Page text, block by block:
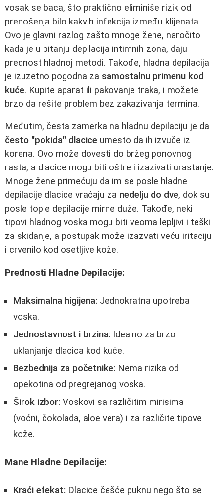
vosak se baca, što praktično eliminiše rizik od
prenošenja bilo kakvih infekcija između klijenata.
Ovo je glavni razlog zašto mnoge žene, naročito
kada je u pitanju depilacija intimnih zona, daju
prednost hladnoj metodi. Takođe, hladna depilacija
je izuzetno pogodna za samostalnu primenu kod
kuće. Kupite aparat ili pakovanje traka, i možete
brzo da rešite problem bez zakazivanja termina.
Međutim, česta zamerka na hladnu depilaciju je da
često "pokida" dlacice umesto da ih izvuče iz
korena. Ovo može dovesti do bržeg ponovnog
rasta, a dlacice mogu biti oštre i izazivati urastanje.
Mnoge žene primećuju da im se posle hladne
depilacije dlacice vraćaju za nedelju do dve, dok su
posle tople depilacije mirne duže. Takođe, neki
tipovi hladnog voska mogu biti veoma lepljivi i teški
za skidanje, a postupak može izazvati veću iritaciju
i crvenilo kod osetljive kože.
Prednosti Hladne Depilacije:
Maksimalna higijena: Jednokratna upotreba
voska.
Jednostavnost i brzina: Idealno za brzo
uklanjanje dlacica kod kuće.
Bezbednija za početnike: Nema rizika od
opekotina od pregrejanog voska.
Širok izbor: Voskovi sa različitim mirisima
(voćni, čokolada, aloe vera) i za različite tipove
kože.
Mane Hladne Depilacije:
Kraći efekat: Dlacice češće puknu nego što se